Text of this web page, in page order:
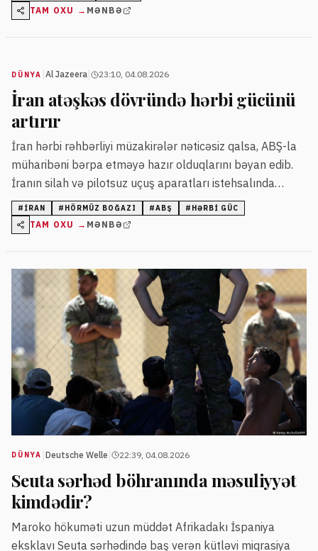
TAM OXU → MƏNBƏ
DÜNYA Al Jazeera 23:10, 04.08.2026
İran atəşkəs dövründə hərbi gücünü
artırır
İran hərbi rəhbərliyi müzakirələr nəticəsiz qalsa, ABŞ-la
müharibəni bərpa etməyə hazır olduqlarını bəyan edib.
İranın silah və pilotsuz uçuş aparatları istehsalında
irəliləyişlər olduğu bildirilib.
# İRAN # HÖRMÜZ BOĞAZI #ABŞ # HƏRBI GÜC
TAM OXU → MƏNBƏ
DÜNYA Deutsche Welle 22:39, 04.08.2026
Seuta sərhəd böhranında məsuliyyət
kimdədir?
Maroko hökuməti uzun müddət Afrikadakı İspaniya
eksklavı Seuta sərhədində baş verən kütləvi miqrasiya